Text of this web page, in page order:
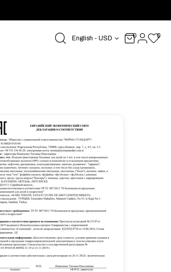
English - USD 0 0